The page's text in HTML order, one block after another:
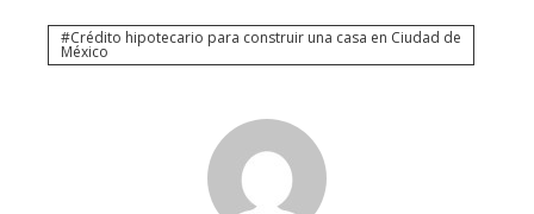
Crédito hipotecario para construir una casa en Ciudad de
México